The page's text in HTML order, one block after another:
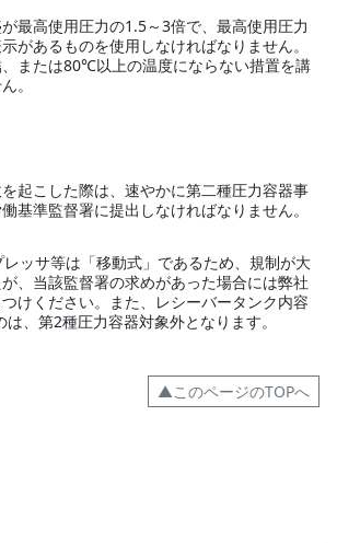
最高使用圧力の1.5～3倍で、最高使用圧力
があるものを使用しなければなりません。
または80℃以上の温度にならない措置を講
。
起こした際は、速やかに第二種圧力容器事
基準監督署に提出しなければなりません。
ッサ等は「移動式」であるため、規制が大
、当該監督署の求めがあった場合には弊社
けください。また、レシーバータンク内容
は、第2種圧力容器対象外となります。
▲このページのTOPへ